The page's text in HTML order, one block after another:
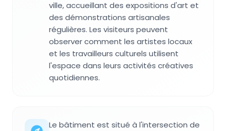
ville, accueillant des expositions d'art et
des démonstrations artisanales
régulières. Les visiteurs peuvent
observer comment les artistes locaux
et les travailleurs culturels utilisent
l'espace dans leurs activités créatives
quotidiennes.
Le bâtiment est situé à l'intersection de